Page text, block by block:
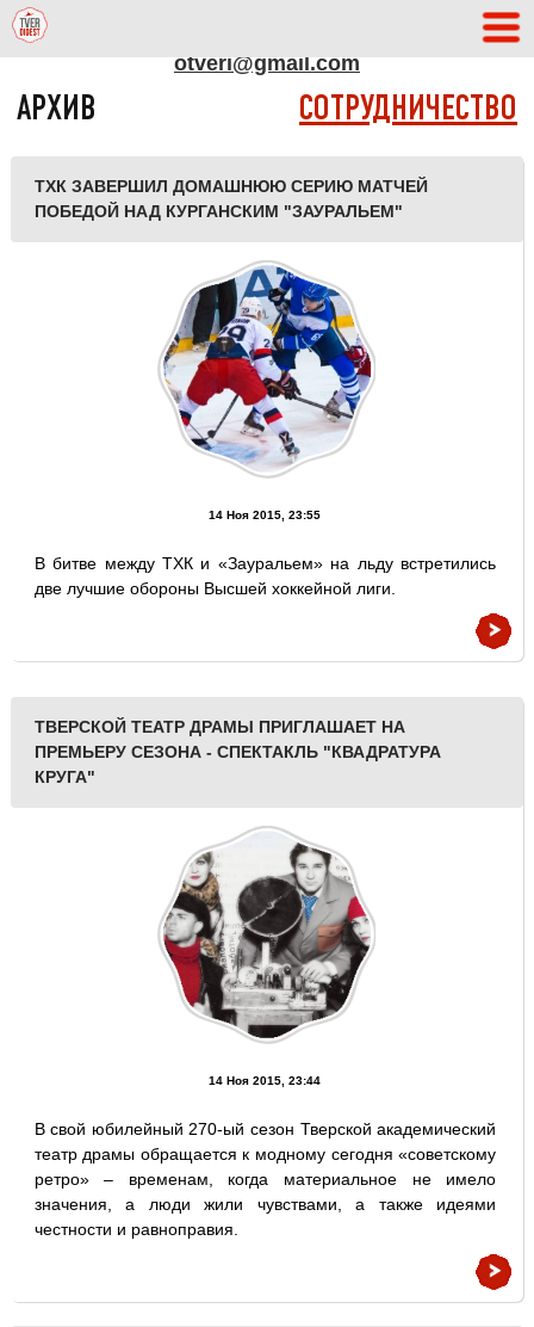
otveri@gmail.com
АРХИВ СОТРУДНИЧЕСТВО
ТХК ЗАВЕРШИЛ ДОМАШНЮЮ СЕРИЮ МАТЧЕЙ
ПОБЕДОЙ НАД КУРГАНСКИМ "ЗАУРАЛЬЕМ"
14 Ноя 2015, 23:55
В битве между ТХК и «Зауральем» на льду встретились
две лучшие обороны Высшей хоккейной лиги.
ТВЕРСКОЙ ТЕАТР ДРАМЫ ПРИГЛАШАЕТ НА
ПРЕМЬЕРУ СЕЗОНА - СПЕКТАКЛЬ "КВАДРАТУРА
КРУГА"
14 Ноя 2015, 23:44
В свой юбилейный 270-ый сезон Тверской академический
театр драмы обращается к модному сегодня «советскому
ретро» – временам, когда материальное не имело
значения, а люди жили чувствами, а также идеями
честности и равноправия.